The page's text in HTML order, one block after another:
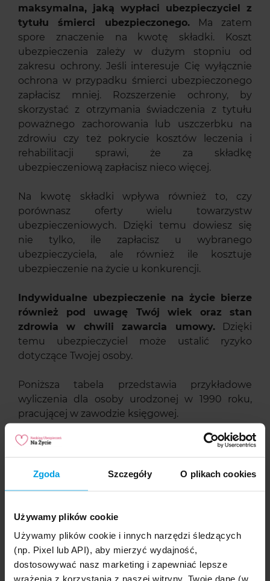
Zgoda Szczegóły O plikach cookies
Używamy plików cookie
Używamy plików cookie i innych narzędzi śledzących
(np. Pixel lub API), aby mierzyć wydajność,
dostosowywać nasz marketing i zapewniać lepsze
wrażenia z korzystania z naszej witryny. Twoje dane (w
maksymalna, jaką wypłaci ubezpieczyciel z
tytułu śmierci ubezpieczonego.Ma zatem
spore znaczenie na kwotę składki. Koszt
ubezpieczenia zależy w dużym stopniu od
zakresu ochrony. Jeśli interesuje Cię wyłącznie
ochrona w przypadku śmierci ubezpieczonego
zapłacisz mniej. Rozszerzenie ochrony, by
skorzystać z otrzymania świadczenia z tytułu
poważnego zachorowania lub uszczerbku na
zdrowiu czy też pokrycie kosztów leczenia i
rehabilitacji sprawi, że za składkę
ubezpieczeniową zapłacisz nieco więcej.
Na kwotę składki wpływa również to, czy
porównasz oferty wielu towarzystw
ubezpieczeniowych. Dzięki temu dowiesz się
nie tylko, ile zapłacisz u wybranego
ubezpieczyciela, ale również ile kosztuje
ubezpieczenie na życie u konkurencji.
Indywidualne ubezpieczenie na życie bierze
również pod uwagę Twój wiek oraz stan
zdrowia w chwili zawarcia umowy.Dzięki
temu ubezpieczyciel może ustalić ryzyko
dotyczące Twojej osoby.
Poniższa tabela przedstawia przykładowe
wyliczenia dla osoby urodzonej w 1990 roku,
pracującej w zawodzie księgowej.
KALKULATOR UBEZPIECZEŃ NA
(Suma)
ERGO Hestia
30 000
zł
6 000 zł 60 zł
ERGO Hestia 50 000 50 000